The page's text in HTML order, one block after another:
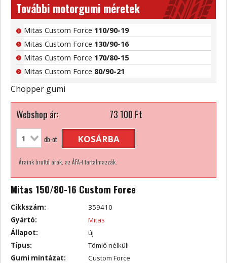
További motorgumi méretek
Mitas Custom Force 110/90-19
Mitas Custom Force 130/90-16
Mitas Custom Force 170/80-15
Mitas Custom Force 80/90-21
Chopper gumi
Webshop ár: 73 100Ft
db-ot KOSÁRBA
Áraink bruttó árak, az ÁFA-t tartalmazzák.
Mitas 150/80-16 Custom Force
Cikkszám:
359410
Gyártó:
Mitas
Állapot:
új
Típus:
Tömlő nélküli
Gumi mintázat:
Custom Force